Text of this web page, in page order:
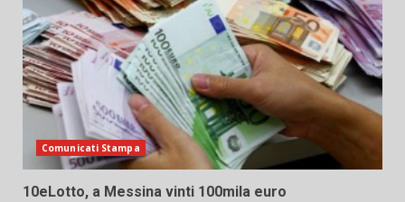
Comunicati Stampa
10eLotto, a Messina vinti 100mila euro